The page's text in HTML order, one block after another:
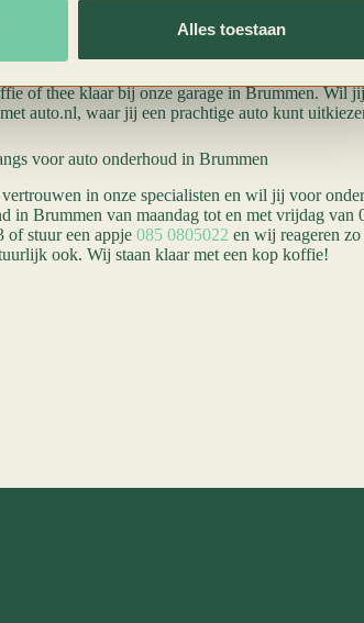
Alles toestaan
menukaart hebben wij voor je op een rijtje gezet
is een belangrijk onderdeel en daarom kijken
willen wij graag onze klanten de beste service
of thee klaar bij onze garage in Brummen. Wil
auto.nl, waar jij een prachtige auto kunt
voor auto onderhoud in Brummen
in onze specialisten en wil jij voor
in Brummen van maandag tot en met vrijdag
of stuur een appje 085 0805022 en wij reageren
ook. Wij staan klaar met een kop koffie!